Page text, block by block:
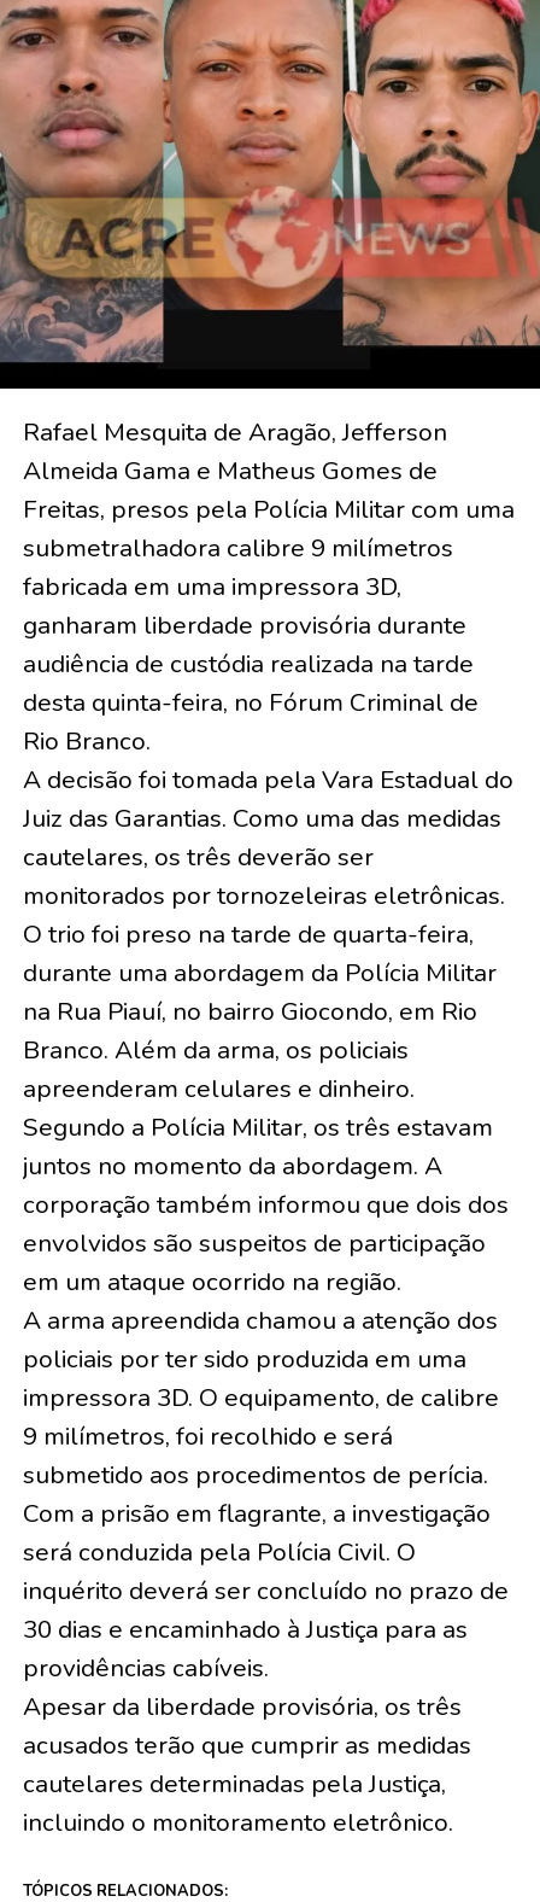
Rafael Mesquita de Aragão, Jefferson
Almeida Gama e Matheus Gomes de
Freitas, presos pela Polícia Militar com uma
submetralhadora calibre 9 milímetros
fabricada em uma impressora 3D,
ganharam liberdade provisória durante
audiência de custódia realizada na tarde
desta quinta-feira, no Fórum Criminal de
Rio Branco.
A decisão foi tomada pela Vara Estadual do
Juiz das Garantias. Como uma das medidas
cautelares, os três deverão ser
monitorados por tornozeleiras eletrônicas.
O trio foi preso na tarde de quarta-feira,
durante uma abordagem da Polícia Militar
na Rua Piauí, no bairro Giocondo, em Rio
Branco. Além da arma, os policiais
apreenderam celulares e dinheiro.
Segundo a Polícia Militar, os três estavam
juntos no momento da abordagem. A
corporação também informou que dois dos
envolvidos são suspeitos de participação
em um ataque ocorrido na região.
A arma apreendida chamou a atenção dos
policiais por ter sido produzida em uma
impressora 3D. O equipamento, de calibre
9 milímetros, foi recolhido e será
submetido aos procedimentos de perícia.
Com a prisão em flagrante, a investigação
será conduzida pela Polícia Civil. O
inquérito deverá ser concluído no prazo de
30 dias e encaminhado à Justiça para as
providências cabíveis.
Apesar da liberdade provisória, os três
acusados terão que cumprir as medidas
cautelares determinadas pela Justiça,
incluindo o monitoramento eletrônico.
TÓPICOS RELACIONADOS: